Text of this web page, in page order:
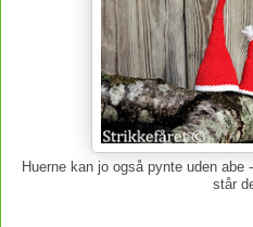
Huerne kan jo også pynte uden
står